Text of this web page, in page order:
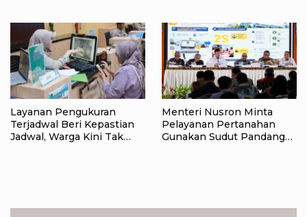
Layanan Pengukuran
Terjadwal Beri Kepastian
Jadwal, Warga Kini Tak
Menteri Nusron Minta
Pelayanan Pertanahan
Gunakan Sudut Pandang